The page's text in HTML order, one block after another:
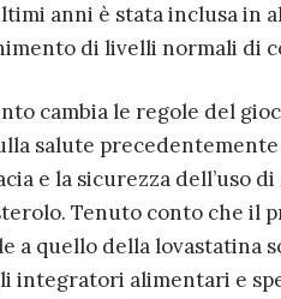
anni è stata inclusa
di livelli normali di
cambia le regole del
salute
e la sicurezza dell’uso
Tenuto conto che il
a quello della lovastatina
integratori alimentari e